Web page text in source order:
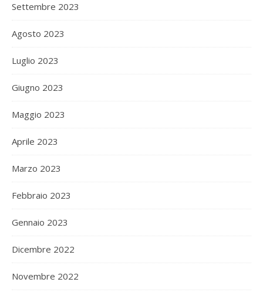
Settembre 2023
Agosto 2023
Luglio 2023
Giugno 2023
Maggio 2023
Aprile 2023
Marzo 2023
Febbraio 2023
Gennaio 2023
Dicembre 2022
Novembre 2022